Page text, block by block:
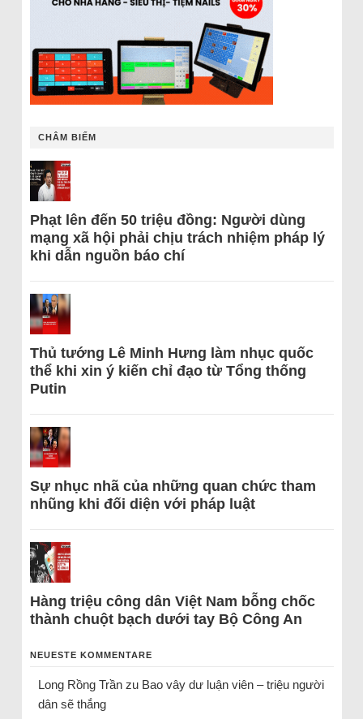
CHÂM BIẾM
Phạt lên đến 50 triệu đồng: Người dùng
mạng xã hội phải chịu trách nhiệm pháp lý
khi dẫn nguồn báo chí
Thủ tướng Lê Minh Hưng làm nhục quốc
thể khi xin ý kiến chỉ đạo từ Tổng thống
Putin
Sự nhục nhã của những quan chức tham
nhũng khi đối diện với pháp luật
Hàng triệu công dân Việt Nam bỗng chốc
thành chuột bạch dưới tay Bộ Công An
NEUESTE KOMMENTARE
Long Rồng Trầnzu Bao vây dư luận viên – triệu người
dân sẽ thắng